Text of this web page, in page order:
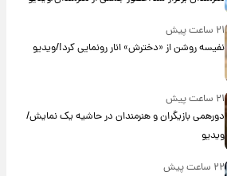
۲۱ ساعت پیش
نفیسه روشن از «دخترش» انار رونمایی کرد!/ویدیو
۲۱ ساعت پیش
دورهمی بازیگران و هنرمندان در حاشیه یک نمایش/
ویدیو
۲۲ ساعت پیش